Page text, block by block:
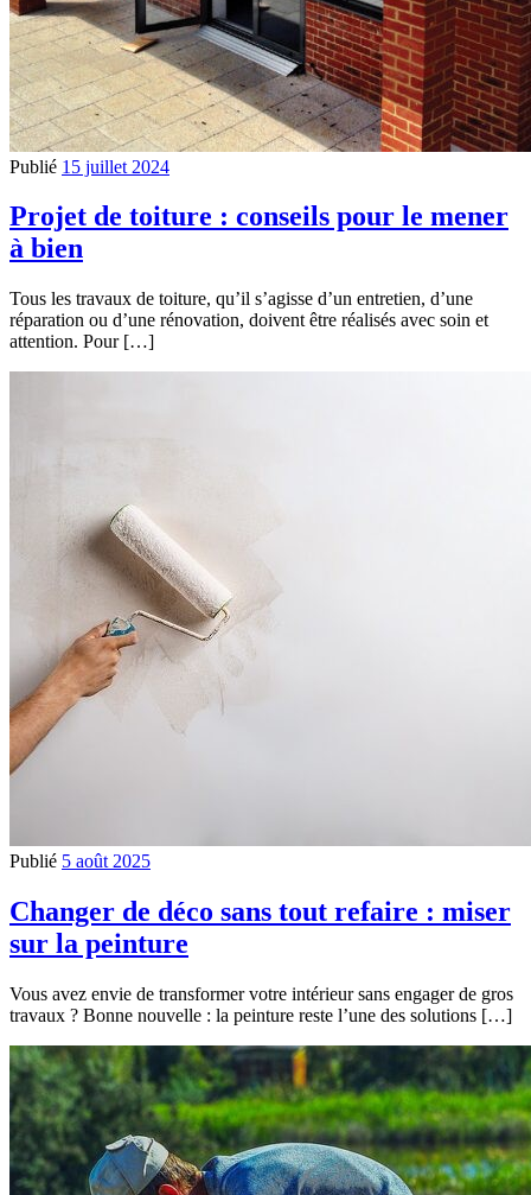
Publié 15 juillet 2024
Projet de toiture : conseils pour le mener
à bien
Tous les travaux de toiture, qu’il s’agisse d’un entretien, d’une
réparation ou d’une rénovation, doivent être réalisés avec soin et
attention. Pour […]
Publié 5 août 2025
Changer de déco sans tout refaire : miser
sur la peinture
Vous avez envie de transformer votre intérieur sans engager de gros
travaux ? Bonne nouvelle : la peinture reste l’une des solutions […]